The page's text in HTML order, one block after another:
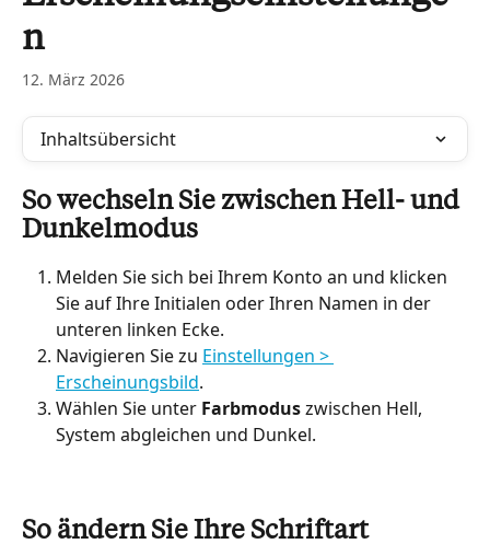
n
12. März 2026
Inhaltsübersicht
So wechseln Sie zwischen Hell- und
Dunkelmodus
Melden Sie sich bei Ihrem Konto an und klicken
Sie auf Ihre Initialen oder Ihren Namen in der
unteren linken Ecke.
Navigieren Sie zu Einstellungen >
Erscheinungsbild.
Wählen Sie unter Farbmodus zwischen Hell,
System abgleichen und Dunkel.
So ändern Sie Ihre Schriftart